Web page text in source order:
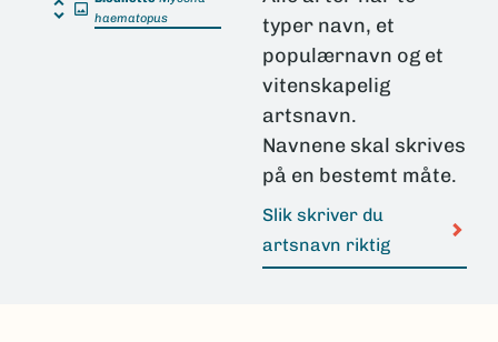
haematopus
typer navn, et
populærnavn og et
vitenskapelig
artsnavn.
Navnene skal skrives
på en bestemt måte.
Slik skriver du
artsnavn riktig